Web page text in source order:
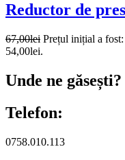
Reductor de
67,00lei Prețul inițial a
54,00lei.
Unde ne găsești?
Telefon:
0758.010.113